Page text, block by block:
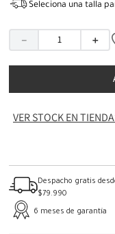
Seleciona una talla
＋
－
VER STOCK EN
Despacho gratis
$79.990
6 meses de garantía